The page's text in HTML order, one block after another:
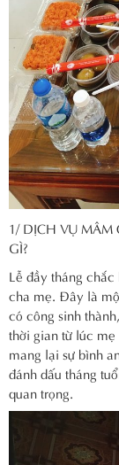
1/ DỊCH VỤ MÂM
GÌ?
Lễ đầy tháng
cha mẹ. Đây là
có công sinh
thời gian từ lúc
mang lại sự bình
đánh dấu tháng
quan trọng.